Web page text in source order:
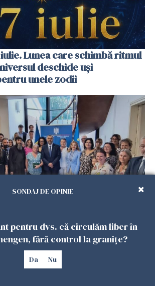
Lunea care schimbă ritmul
deschide uși
unele zodii
la Roma promite
24 de ore
SONDAJ DE OPINIE
pentru dvs. că circulăm liber în
fără control la granițe?
Da Nu